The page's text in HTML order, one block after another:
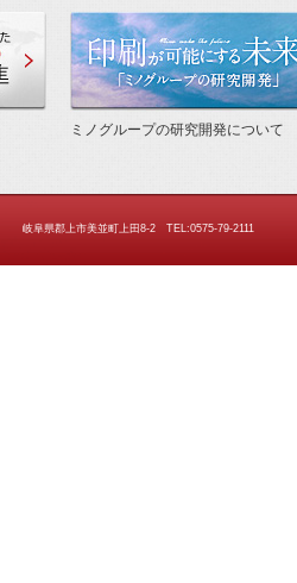
作った世界基準
ミノグループの研究開発について
岐阜県郡上市美並町上田8-2 TEL:0575-79-2111